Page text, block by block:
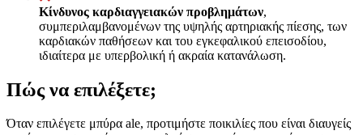
Κίνδυνος καρδιαγγειακών προβλημάτων,
συμπεριλαμβανομένων της υψηλής αρτηριακής πίεσης, των
καρδιακών παθήσεων και του εγκεφαλικού επεισοδίου,
ιδιαίτερα με υπερβολική ή ακραία κατανάλωση.
Πώς να επιλέξετε;
Όταν επιλέγετε μπύρα ale, προτιμήστε ποικιλίες που είναι διαυγείς